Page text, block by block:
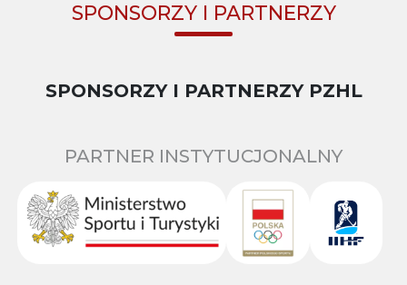
SPONSORZY I PARTNERZY
SPONSORZY I PARTNERZY PZHL
PARTNER INSTYTUCJONALNY